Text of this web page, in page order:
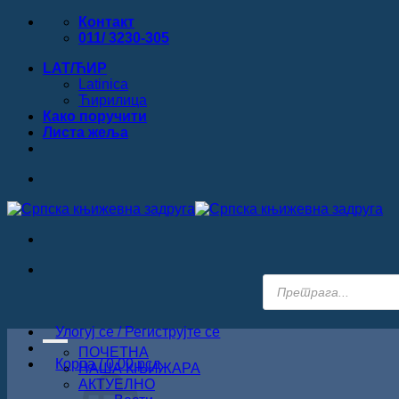
Прескочи
Контакт
011/ 3230-305
LAT/ЋИР
Latinica
Ћирилица
Како поручити
Листa жеља
Products
search
Улогуј се / Региструјте се
Корпа /0.00рсд
ПОЧЕТНА
НАША КЊИЖАРА
АКТУЕЛНО